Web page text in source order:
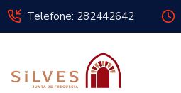
Telefone: 282442642